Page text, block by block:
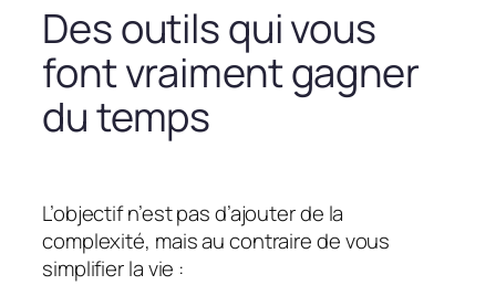
Des outils qui vous
font vraiment gagner
du temps
L’objectif n’est pas d’ajouter de la
complexité, mais au contraire de vous
simplifier la vie :